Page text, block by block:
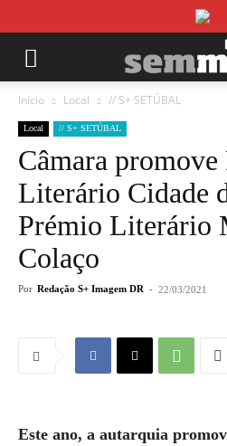
Início Local // S+ SETÚBAL
Local // S+ SETÚBAL
Câmara promove
Literário Cidade
Prémio Literário
Colaço
Por Redação S+ Imagem DR - 22/03/2021
Este ano, a autarquia